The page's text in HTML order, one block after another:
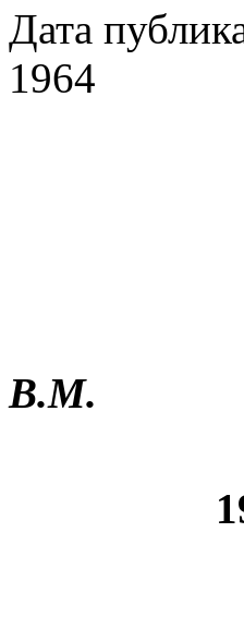
Дата
1964
В.М.